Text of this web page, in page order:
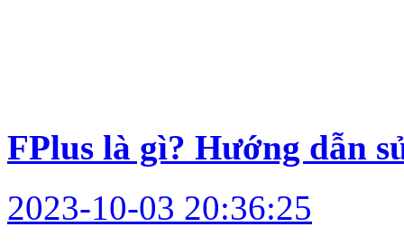
FPlus là gì? Hướng dẫn
2023-10-03 20:36:25